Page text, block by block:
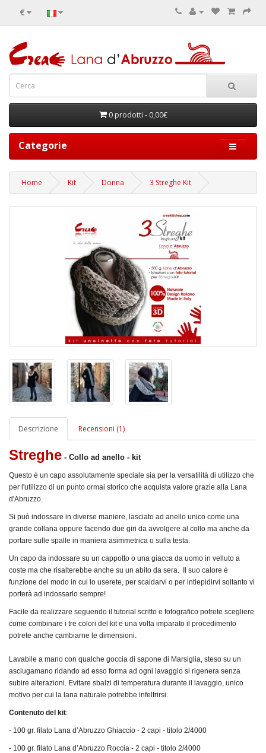
€
0 prodotti - 0,00€
Categorie
Home Kit Donna 3 Streghe Kit
Descrizione Recensioni (1)
Streghe - Collo ad anello - kit
Questo è un capo assolutamente speciale sia per la versatilità di utilizzo che
per l'utilizzo di un punto ormai storico che acquista valore grazie alla Lana
d'Abruzzo.
Si può indossare in diverse maniere, lasciato ad anello unico come una
grande collana oppure facendo due giri da avvolgere al collo ma anche da
portare sulle spalle in maniera asimmetrica o sulla testa.
Un capo da indossare su un cappotto o una giacca da uomo in velluto a
coste ma che risalterebbe anche su un abito da sera. Il suo calore è
funzione del modo in cui lo userete, per scaldarvi o per intiepidirvi soltanto vi
porterà ad indossarlo sempre!
Facile da realizzare seguendo il tutorial scritto e fotografico potrete scegliere
come combinare i tre colori del kit e una volta imparato il procedimento
potrete anche cambiarne le dimensioni.
Lavabile a mano con qualche goccia di sapone di Marsiglia, steso su un
asciugamano ridando ad esso forma ad ogni lavaggio si rigenera senza
subire alterazioni. Evitare sbalzi di temperatura durante il lavaggio, unico
motivo per cui la lana naturale potrebbe infeltrirsi.
Contenuto del kit:
- 100 gr. filato Lana d’Abruzzo Ghiaccio - 2 capi - titolo 2/4000
- 100 gr. filato Lana d’Abruzzo Roccia - 2 capi - titolo 2/4000